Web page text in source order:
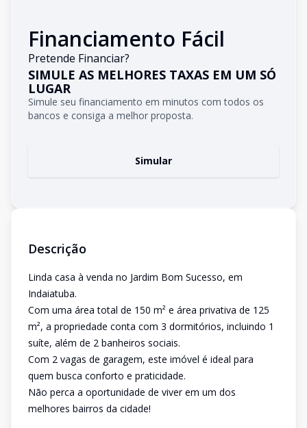
Financiamento Fácil
Pretende Financiar?
SIMULE AS MELHORES TAXAS EM UM SÓ
LUGAR
Simule seu financiamento em minutos com todos os
bancos e consiga a melhor proposta.
Simular
Descrição
Linda casa à venda no Jardim Bom Sucesso, em
Indaiatuba.
Com uma área total de 150 m² e área privativa de 125
m², a propriedade conta com 3 dormitórios, incluindo 1
suíte, além de 2 banheiros sociais.
Com 2 vagas de garagem, este imóvel é ideal para
quem busca conforto e praticidade.
Não perca a oportunidade de viver em um dos
melhores bairros da cidade!